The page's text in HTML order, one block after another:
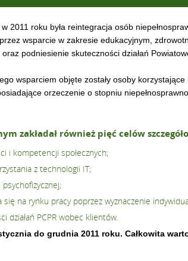
2011 roku była reintegracja osób
wsparcie w zakresie edukacyjnym,
podniesienie skuteczności działań
wsparciem objęte zostały osoby korzystające
orzeczenie o stopniu
zakładał również pięć celów
i kompetencji społecznych;
z technologii IT;
na rynku pracy poprzez wyznaczenie
działań PCPR wobec klientów.
do grudnia 2011 roku. Całkowita